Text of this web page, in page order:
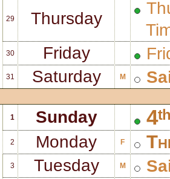
29 Thursday
30 Friday
31 Saturday M
1 Sunday
2 Monday F
3 Tuesday M